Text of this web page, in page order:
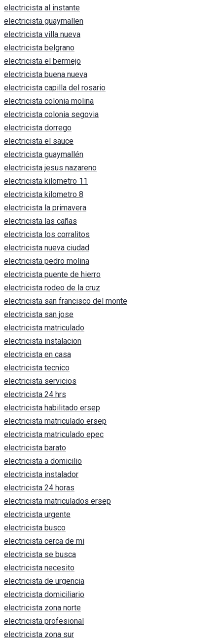
electricista al instante
electricista guaymallen
electricista villa nueva
electricista belgrano
electricista el bermejo
electricista buena nueva
electricista capilla del rosario
electricista colonia molina
electricista colonia segovia
electricista dorrego
electricista el sauce
electricista guaymallén
electricista jesus nazareno
electricista kilometro 11
electricista kilometro 8
electricista la primavera
electricista las cañas
electricista los corralitos
electricista nueva ciudad
electricista pedro molina
electricista puente de hierro
electricista rodeo de la cruz
electricista san francisco del monte
electricista san jose
electricista matriculado
electricista instalacion
electricista en casa
electricista tecnico
electricista servicios
electricista 24 hrs
electricista habilitado ersep
electricista matriculado ersep
electricista matriculado epec
electricista barato
electricista a domicilio
electricista instalador
electricista 24 horas
electricista matriculados ersep
electricista urgente
electricista busco
electricista cerca de mi
electricista se busca
electricista necesito
electricista de urgencia
electricista domiciliario
electricista zona norte
electricista profesional
electricista zona sur